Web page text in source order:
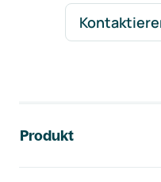
Produkt